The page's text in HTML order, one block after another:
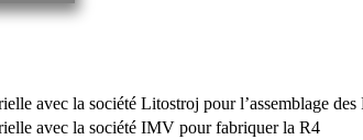
avec la société Litostroj pour l’assemblage
avec la société IMV pour fabriquer la R4